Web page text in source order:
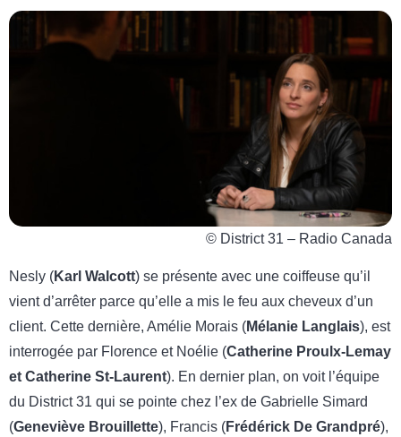
© District 31 – Radio Canada
Nesly (Karl Walcott) se présente avec une coiffeuse qu’il
vient d’arrêter parce qu’elle a mis le feu aux cheveux d’un
client. Cette dernière, Amélie Morais (Mélanie Langlais), est
interrogée par Florence et Noélie (Catherine Proulx-Lemay
et Catherine St-Laurent). En dernier plan, on voit l’équipe
du District 31 qui se pointe chez l’ex de Gabrielle Simard
(Geneviève Brouillette), Francis (Frédérick De Grandpré),